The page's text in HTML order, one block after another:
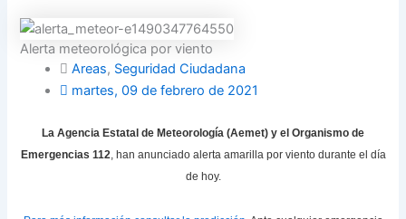
Alerta meteorológica por viento
Areas, Seguridad Ciudadana
martes, 09 de febrero de 2021
La Agencia Estatal de Meteorología (Aemet) y el Organismo de
Emergencias 112, han anunciado alerta amarilla por viento durante el día
de hoy.